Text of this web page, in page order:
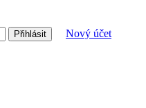
Nový účet